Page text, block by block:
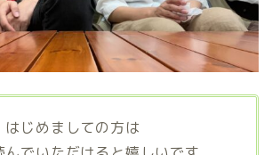
はじめましての方は